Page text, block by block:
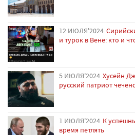
12 ИЮЛЯ'2024
и турок в Вене: кто и
5 ИЮЛЯ'2024 Хусейн
русский патриот
1 ИЮЛЯ'2024 К
время петлять